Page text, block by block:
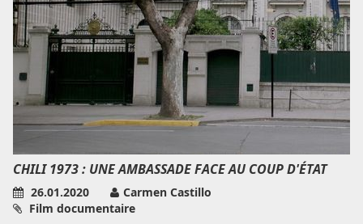
CHILI 1973 : UNE AMBASSADE FACE AU COUP D'ÉTAT
26.01.2020
Carmen Castillo
Film documentaire